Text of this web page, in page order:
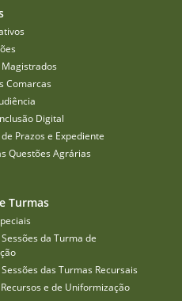
Comarcas
Digital
Prazos e Expediente
Questões Agrárias
Turmas
da Turma de
das Turmas Recursais
e de Uniformização